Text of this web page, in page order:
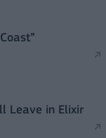
Leave in Elixir